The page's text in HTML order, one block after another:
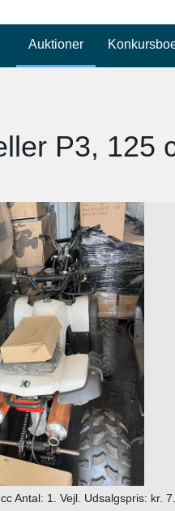
Auktioner
P3, 125
Antal: 1. Vejl. Udsalgspris: kr.